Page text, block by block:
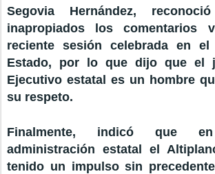
Segovia Hernández,
inapropiados los comentarios
reciente sesión celebrada en el
Estado, por lo que dijo que el
Ejecutivo estatal es un hombre
su respeto.
Finalmente, indicó que
administración estatal el
tenido un impulso sin